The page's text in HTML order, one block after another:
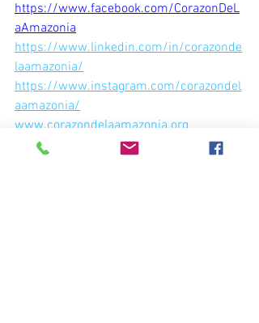
https://www.facebook.com/CorazonDeL
aAmazonia
https://www.linkedin.com/in/corazonde
laamazonia/
https://www.instagram.com/corazondel
aamazonia/
www.corazondelaamazonia.org